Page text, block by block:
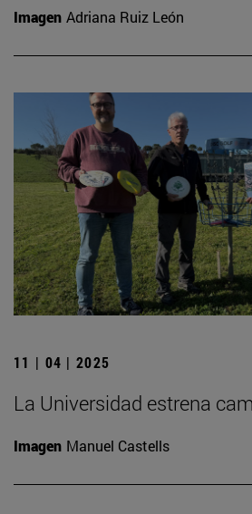
Imagen Adriana Ruiz León
11 | 04 | 2025
La Universidad estrena
Imagen Manuel Castells